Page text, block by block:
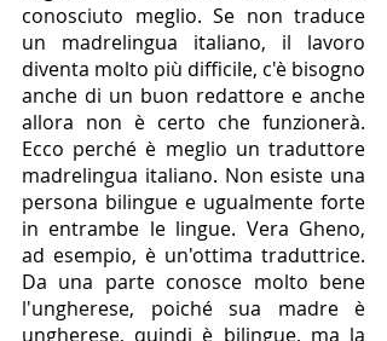
conosciuto meglio. Se non traduce
un madrelingua italiano, il lavoro
diventa molto più difficile, c'è bisogno
anche di un buon redattore e anche
allora non è certo che funzionerà.
Ecco perché è meglio un traduttore
madrelingua italiano. Non esiste una
persona bilingue e ugualmente forte
in entrambe le lingue. Vera Gheno,
ad esempio, è un'ottima traduttrice.
Da una parte conosce molto bene
l'ungherese, poiché sua madre è
ungherese, quindi è bilingue, ma la